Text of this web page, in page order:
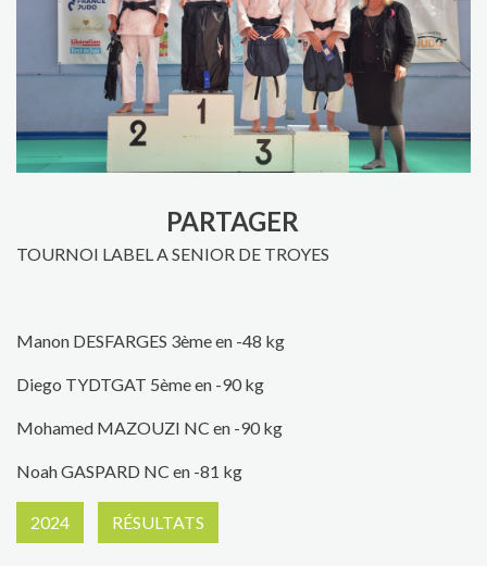
PARTAGER
TOURNOI LABEL A SENIOR DE TROYES
Manon DESFARGES 3ème en -48 kg
Diego TYDTGAT 5ème en -90 kg
Mohamed MAZOUZI NC en -90 kg
Noah GASPARD NC en -81 kg
2024 RÉSULTATS